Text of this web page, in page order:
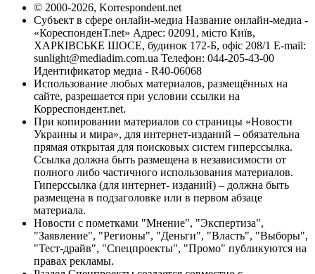
© 2000-2026, Korrespondent.net
Субъект в сфере онлайн-медиа Название онлайн-медиа -
«КореспонденТ.net» Адрес: 02091, місто Київ,
ХАРКІВСЬКЕ ШОСЕ, будинок 172-Б, офіс 208/1 E-mail:
sunlight@mediadim.com.ua Телефон: 044-205-43-00
Идентификатор медиа - R40-06068
Использование любых материалов, размещённых на
сайте, разрешается при условии ссылки на
Корреспондент.net.
При копировании материалов со страницы «Новости
Украины и мира», для интернет-изданий – обязательна
прямая открытая для поисковых систем гиперссылка.
Ссылка должна быть размещена в независимости от
полного либо частичного использования материалов.
Гиперссылка (для интернет- изданий) – должна быть
размещена в подзаголовке или в первом абзаце
материала.
Новости с пометками "Мнение", "Экспертиза",
"Заявление", "Регионы", "Деньги", "Власть", "Выборы",
"Тест-драйв", "Спецпроекты", "Промо" публикуются на
правах рекламы.